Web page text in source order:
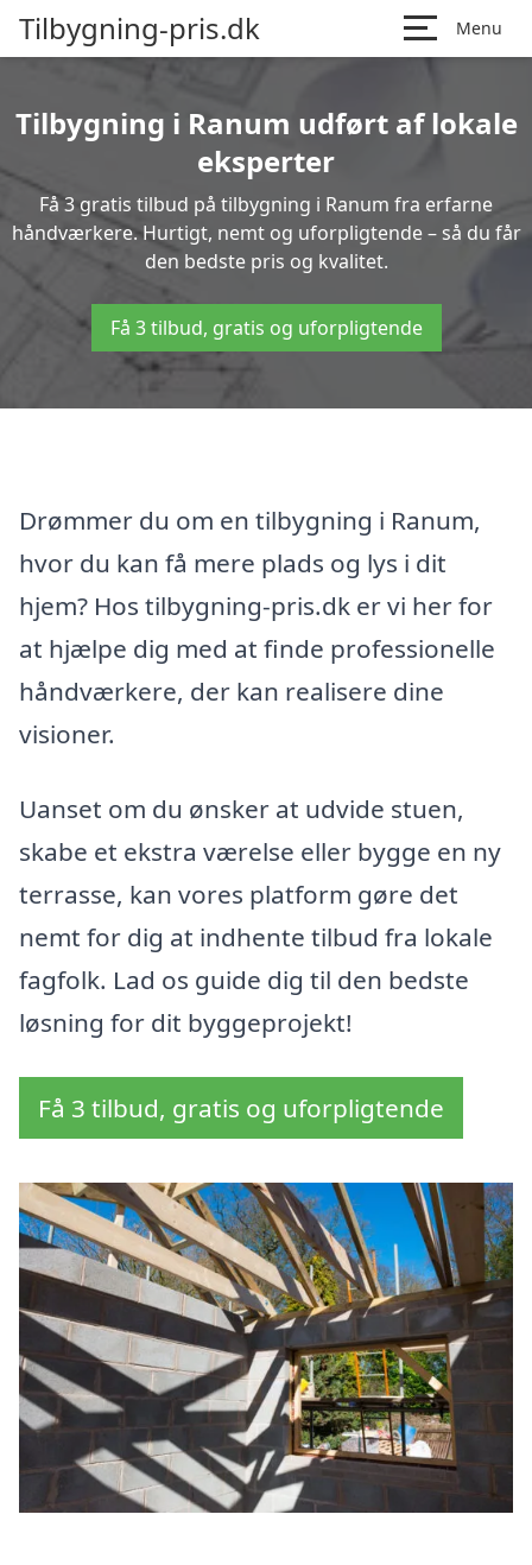
Tilbygning-pris.dk Menu
Tilbygning i Ranum udført af lokale
eksperter
Få 3 gratis tilbud på tilbygning i Ranum fra erfarne
håndværkere. Hurtigt, nemt og uforpligtende – så du får
den bedste pris og kvalitet.
Få 3 tilbud, gratis og uforpligtende
Drømmer du om en tilbygning i Ranum,
hvor du kan få mere plads og lys i dit
hjem? Hos tilbygning-pris.dk er vi her for
at hjælpe dig med at finde professionelle
håndværkere, der kan realisere dine
visioner.
Uanset om du ønsker at udvide stuen,
skabe et ekstra værelse eller bygge en ny
terrasse, kan vores platform gøre det
nemt for dig at indhente tilbud fra lokale
fagfolk. Lad os guide dig til den bedste
løsning for dit byggeprojekt!
Få 3 tilbud, gratis og uforpligtende